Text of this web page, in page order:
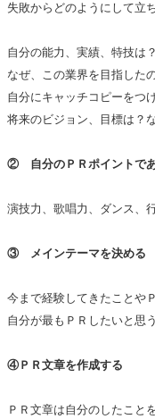
失敗からどのようにして立
自分の能力、実績、特技は？
なぜ、この業界を目指した
自分にキャッチコピーをつ
将来のビジョン、目標は？
② 自分のＰＲポイントであ
演技力、歌唱力、ダンス、
③ メインテーマを決める
今まで経験してきたことや
自分が最もＰＲしたいと思
④ＰＲ文章を作成する
ＰＲ文章は自分のしたこと